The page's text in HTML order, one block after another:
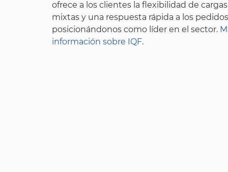
ofrece a los clientes la flexibilidad de cargas
mixtas y una respuesta rápida a los
posicionándonos como líder en el sector.
información sobre IQF.